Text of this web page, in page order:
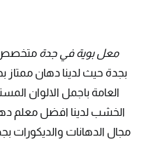
معل بوية في جدة متخصص
بجدة حيث لدينا دهان ممتاز
العامة باجمل الالوان
الخشب لدينا افضل معلم
مجال الدهانات والديكورات